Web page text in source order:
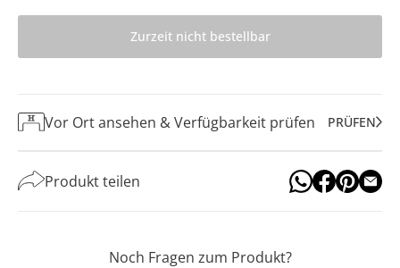
Zurzeit nicht bestellbar
Vor Ort ansehen & Verfügbarkeit prüfen PRÜFEN
Produkt teilen
Noch Fragen zum Produkt?